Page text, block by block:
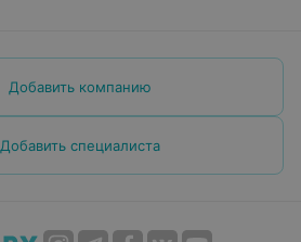
Добавить компанию
Добавить специалиста